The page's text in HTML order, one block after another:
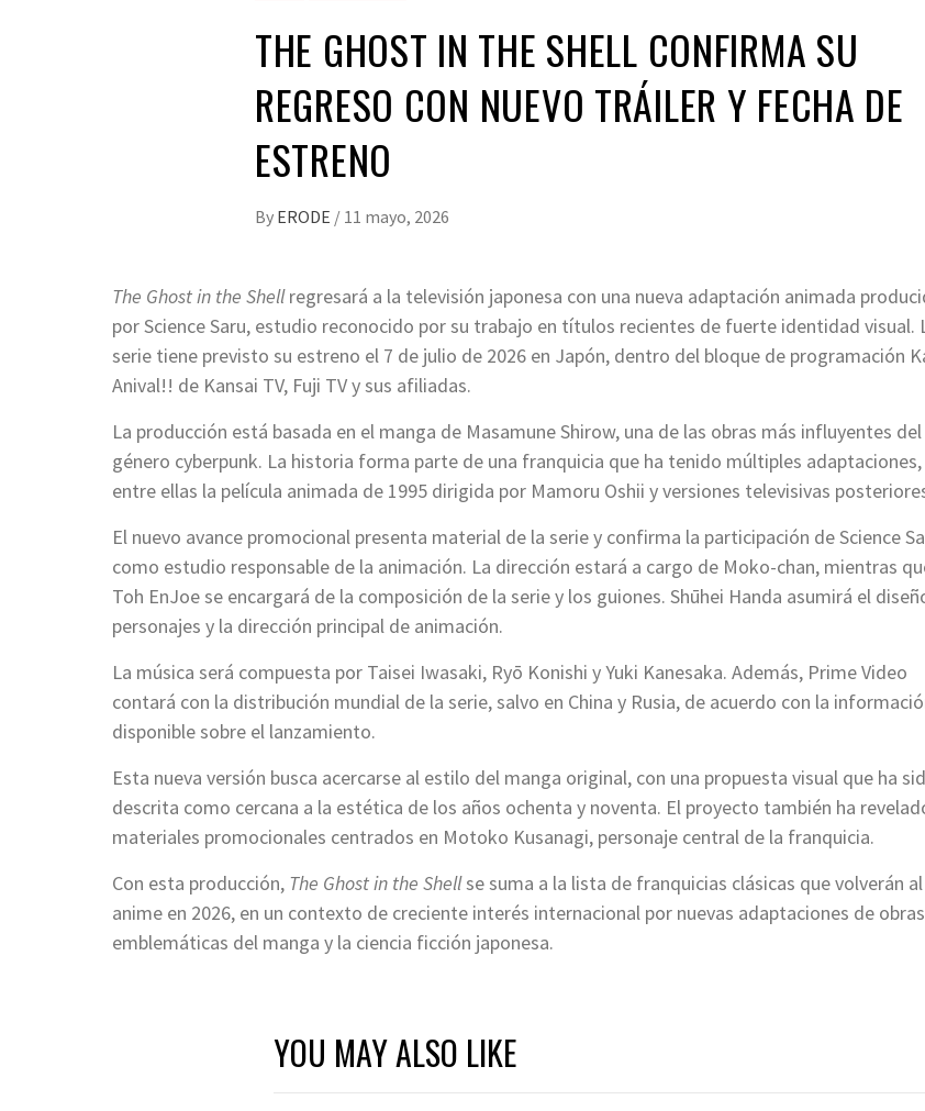
THE GHOST IN THE SHELL CONFIRMA SU
REGRESO CON NUEVO TRÁILER Y FECHA DE
ESTRENO
By ERODE / 11 mayo, 2026
The Ghost in the Shellregresará a la televisión japonesa con una nueva adaptación animada
por Science Saru, estudio reconocido por su trabajo en títulos recientes de fuerte identidad visual.
serie tiene previsto su estreno el 7 de julio de 2026 en Japón, dentro del bloque de programación
Anival!! de Kansai TV, Fuji TV y sus afiliadas.
La producción está basada en el manga de Masamune Shirow, una de las obras más influyentes del
género cyberpunk. La historia forma parte de una franquicia que ha tenido múltiples adaptaciones,
entre ellas la película animada de 1995 dirigida por Mamoru Oshii y versiones televisivas
El nuevo avance promocional presenta material de la serie y confirma la participación de Science
como estudio responsable de la animación. La dirección estará a cargo de Moko-chan, mientras
Toh EnJoe se encargará de la composición de la serie y los guiones. Shūhei Handa asumirá el
personajes y la dirección principal de animación.
La música será compuesta por Taisei Iwasaki, Ryō Konishi y Yuki Kanesaka. Además, Prime Video
contará con la distribución mundial de la serie, salvo en China y Rusia, de acuerdo con la
disponible sobre el lanzamiento.
Esta nueva versión busca acercarse al estilo del manga original, con una propuesta visual que ha
descrita como cercana a la estética de los años ochenta y noventa. El proyecto también ha
materiales promocionales centrados en Motoko Kusanagi, personaje central de la franquicia.
Con esta producción, The Ghost in the Shellse suma a la lista de franquicias clásicas que volverán al
anime en 2026, en un contexto de creciente interés internacional por nuevas adaptaciones de obras
emblemáticas del manga y la ciencia ficción japonesa.
YOU MAY ALSO LIKE